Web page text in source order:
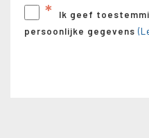
*
Ik geef
persoonlijke gegevens